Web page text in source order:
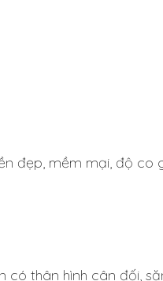
đẹp, mềm mại, độ co
có thân hình cân đối,